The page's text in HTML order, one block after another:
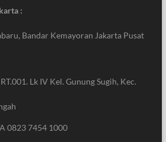
:
Bandar Kemayoran Jakarta Pusat
Lk IV Kel. Gunung Sugih, Kec.
0823 7454 1000